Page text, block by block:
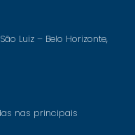
Luiz – Belo Horizonte,
nas principais